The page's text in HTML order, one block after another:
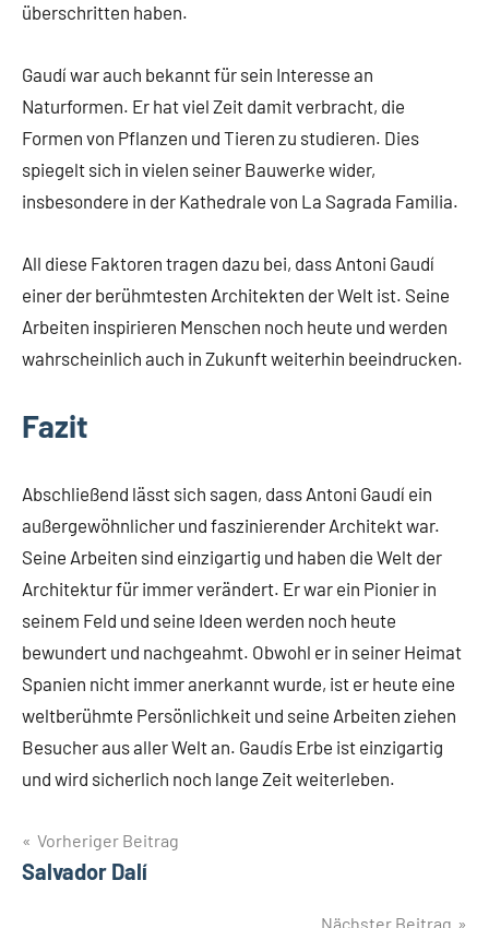
überschritten haben.
Gaudí war auch bekannt für sein Interesse an
Naturformen. Er hat viel Zeit damit verbracht, die
Formen von Pflanzen und Tieren zu studieren. Dies
spiegelt sich in vielen seiner Bauwerke wider,
insbesondere in der Kathedrale von La Sagrada Familia.
All diese Faktoren tragen dazu bei, dass Antoni Gaudí
einer der berühmtesten Architekten der Welt ist. Seine
Arbeiten inspirieren Menschen noch heute und werden
wahrscheinlich auch in Zukunft weiterhin beeindrucken.
Fazit
Abschließend lässt sich sagen, dass Antoni Gaudí ein
außergewöhnlicher und faszinierender Architekt war.
Seine Arbeiten sind einzigartig und haben die Welt der
Architektur für immer verändert. Er war ein Pionier in
seinem Feld und seine Ideen werden noch heute
bewundert und nachgeahmt. Obwohl er in seiner Heimat
Spanien nicht immer anerkannt wurde, ist er heute eine
weltberühmte Persönlichkeit und seine Arbeiten ziehen
Besucher aus aller Welt an. Gaudís Erbe ist einzigartig
und wird sicherlich noch lange Zeit weiterleben.
Beitragsnavigation
Vorheriger Beitrag
Salvador Dalí
Nächster Beitrag